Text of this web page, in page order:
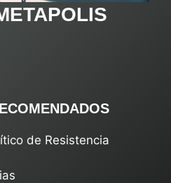
de Resistencia